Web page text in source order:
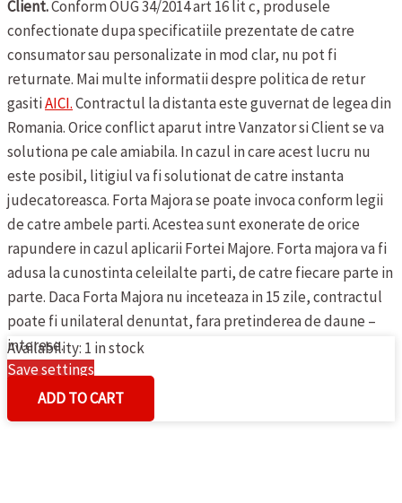
Client.Conform OUG 34/2014 art 16 lit c, produsele
confectionate dupa specificatiile prezentate de catre
consumator sau personalizate in mod clar, nu pot fi
returnate. Mai multe informatii despre politica de retur
gasitiAICI.Contractul la distanta este guvernat de legea din
Romania. Orice conflict aparut intre Vanzator si Client se va
solutiona pe cale amiabila. In cazul in care acest lucru nu
este posibil, litigiul va fi solutionat de catre instanta
judecatoreasca. Forta Majora se poate invoca conform legii
de catre ambele parti. Acestea sunt exonerate de orice
rapundere in cazul aplicarii Fortei Majore. Forta majora va fi
adusa la cunostinta celeilalte parti, de catre fiecare parte in
parte. Daca Forta Majora nu inceteaza in 15 zile, contractul
poate fi unilateral denuntat, fara pretinderea de daune –
interese.
Save settings
Cookies settings
Availability: 1 in stock
ADD TO CART